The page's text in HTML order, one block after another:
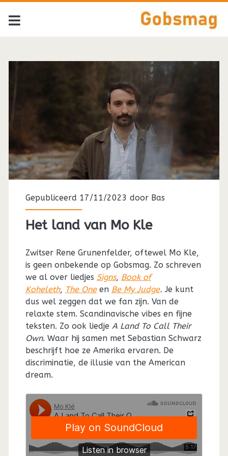
Gepubliceerd 17/11/2023 door Bas
Het land van Mo Kle
Zwitser Rene Grunenfelder, oftewel Mo Kle,
is geen onbekende op Gobsmag. Zo schreven
we al over liedjes Signs, Book of
Koheleth, The Oneen Be My Judge.Je kunt
dus wel zeggen dat we fan zijn. Van de
relaxte stem. Scandinavische vibes en fijne
teksten. Zo ook liedje A Land To Call Their
Own. Waar hij samen met Sebastian Schwarz
beschrijft hoe ze Amerika ervaren. De
discriminatie, de illusie van the American
dream.